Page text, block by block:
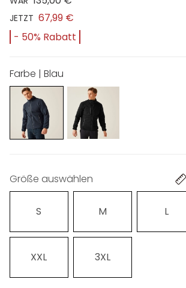
JETZT 67,99 €
- 50% Rabatt
Farbe | Blau
Größe auswählen
S M L
XXL 3XL